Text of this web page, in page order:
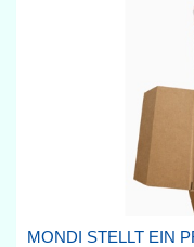
MONDI STELLT EIN